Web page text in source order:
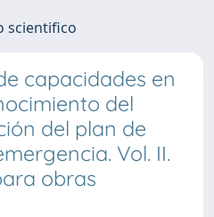
scientifico
capacidades en
del
del plan de
Vol. II.
obras